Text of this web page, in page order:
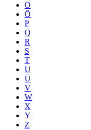
O
Ö
P
Q
R
S
T
U
Ü
V
W
X
Y
Z